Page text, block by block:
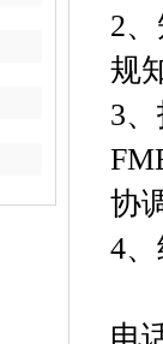
2
规
3
协
4